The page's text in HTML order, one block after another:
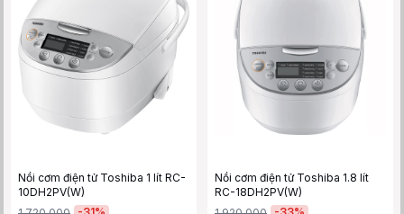
Nồi cơm điện tử Toshiba 1 lít RC-
10DH2PV(W)
Nồi cơm điện tử Toshiba 1.8 lít
RC-18DH2PV(W)